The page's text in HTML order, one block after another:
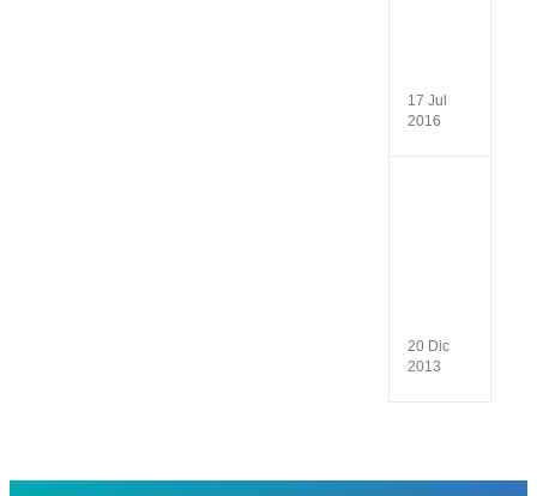
17 Jul
2016
20 Dic
2013